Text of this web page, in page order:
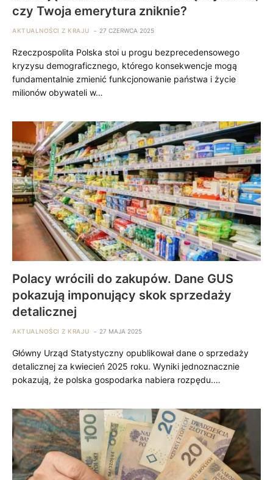
czy Twoja emerytura zniknie?
AKTUALNOŚCI Z KRAJU 27 CZERWCA 2025
Rzeczpospolita Polska stoi u progu bezprecedensowego
kryzysu demograficznego, którego konsekwencje mogą
fundamentalnie zmienić funkcjonowanie państwa i życie
milionów obywateli w…
Polacy wrócili do zakupów. Dane GUS
pokazują imponujący skok sprzedaży
detalicznej
AKTUALNOŚCI Z KRAJU 27 MAJA 2025
Główny Urząd Statystyczny opublikował dane o sprzedaży
detalicznej za kwiecień 2025 roku. Wyniki jednoznacznie
pokazują, że polska gospodarka nabiera rozpędu.…